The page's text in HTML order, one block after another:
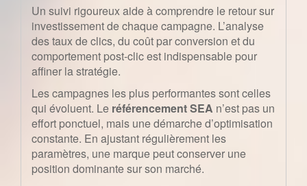
Un suivi rigoureux aide à comprendre le retour sur
investissement de chaque campagne. L’analyse
des taux de clics, du coût par conversion et du
comportement post-clic est indispensable pour
affiner la stratégie.
Les campagnes les plus performantes sont celles
qui évoluent. Le référencement SEA n’est pas un
effort ponctuel, mais une démarche d’optimisation
constante. En ajustant régulièrement les
paramètres, une marque peut conserver une
position dominante sur son marché.